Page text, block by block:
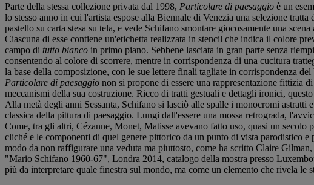
Parte della stessa collezione privata dal 1998, Particolare di paesaggio è un
lo stesso anno in cui l'artista espose alla Biennale di Venezia una selezione tratta
pastello su carta stesa su tela, e vede Schifano smontare giocosamente una
Ciascuna di esse contiene un'etichetta realizzata in stencil che indica il colore
campo di tutto bianco in primo piano. Sebbene lasciata in gran parte senza
consentendo al colore di scorrere, mentre in corrispondenza di una cucitura
la base della composizione, con le sue lettere finali tagliate in corrispondenza
Particolare di paesaggio non si propone di essere una rappresentazione fittizia
meccanismi della sua costruzione. Ricco di tratti gestuali e dettagli ironici,
Alla metà degli anni Sessanta, Schifano si lasciò alle spalle i monocromi
classica della pittura di paesaggio. Lungi dall'essere una mossa retrograda,
Come, tra gli altri, Cézanne, Monet, Matisse avevano fatto uso, quasi un
cliché e le componenti di quel genere pittorico da un punto di vista parodistico
modo da non raffigurare una veduta ma piuttosto, come ha scritto Claire
"Mario Schifano 1960-67", Londra 2014, catalogo della mostra presso
più da interpretare quale finestra sul mondo, ma come un elemento che rivela le